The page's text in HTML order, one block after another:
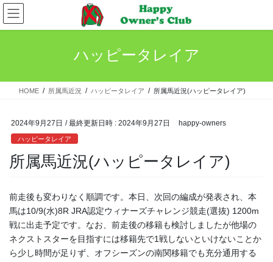
コ
ン
テ
ス
ナ
ビ
ゲ
ン
ハッピータレイア
HOME 所属馬近況 ハッピータレイア 所属馬近況(ハッピータレイア)
2024年9月27日 / 最終更新日時 : 2024年9月27日 happy-owners
ハッピータレイア
所属馬近況(ハッピータレイア)
前走後も変わりなく順調です。本日、次回の編成が発表され、本
馬は10/9(水)8R JRA認定ウィナーズチャレンジ競走(選抜) 1200m
戦に出走予定です。なお、前走後の移籍も検討しましたが他場の
ネクストスターを目指すには移籍先で1戦しないといけないことか
ら少し時間が足りず、オフシーズンの南関移籍でも充分通用する